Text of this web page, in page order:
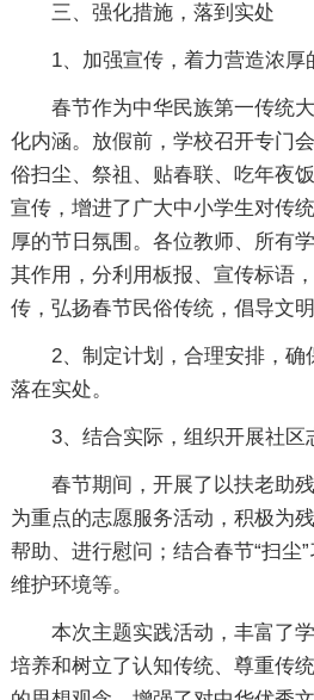
三、强化措施，落到实处
1、加强宣传，着力营造浓厚
春节作为中华民族第一传统
化内涵。放假前，学校召开专门
俗扫尘、祭祖、贴春联、吃年夜
宣传，增进了广大中小学生对传
厚的节日氛围。各位教师、所有
其作用，分利用板报、宣传标语
传，弘扬春节民俗传统，倡导文
2、制定计划，合理安排，确
落在实处。
3、结合实际，组织开展社区
春节期间，开展了以扶老助
为重点的志愿服务活动，积极为
帮助、进行慰问；结合春节“扫尘
维护环境等。
本次主题实践活动，丰富了
培养和树立了认知传统、尊重传